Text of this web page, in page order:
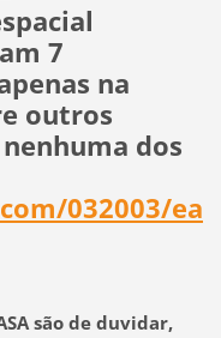
7
na
outros
dos
032003/ea
são de duvidar,